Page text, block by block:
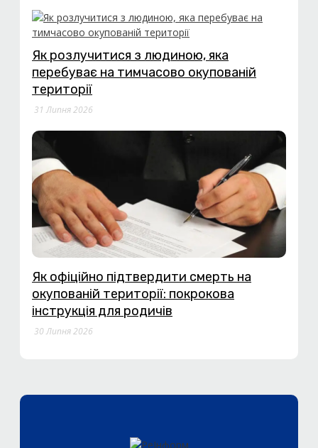
Як розлучитися з людиною, яка
перебуває на тимчасово окупованій
території
31 Липня 2026
Як офіційно підтвердити смерть на
окупованій території: покрокова
інструкція для родичів
30 Липня 2026